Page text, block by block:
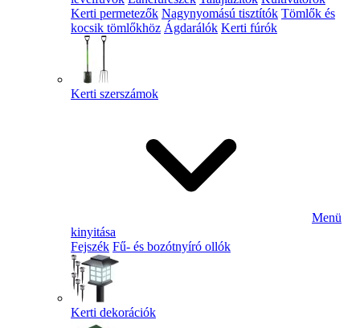
Kerti permetezők Nagynyomású tisztítók Tömlők és
kocsik tömlőkhöz Ágdarálók Kerti fúrók
Kerti szerszámok
Menü
kinyitása
Fejszék Fű- és bozótnyíró ollók
Kerti dekorációk